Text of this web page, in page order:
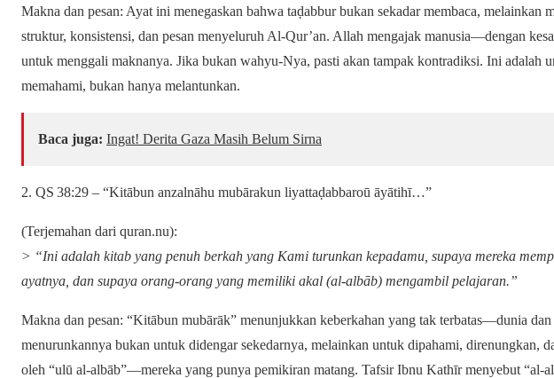
Makna dan pesan: Ayat ini menegaskan bahwa taḍabbur bukan sekadar membaca, melainkan
struktur, konsistensi, dan pesan menyeluruh Al‑Qur’an. Allah mengajak manusia—dengan
untuk menggali maknanya. Jika bukan wahyu-Nya, pasti akan tampak kontradiksi. Ini adalah
memahami, bukan hanya melantunkan.
Baca juga: Ingat! Derita Gaza Masih Belum Sirna
2. QS 38:29 – “Kitābun anzalnāhu mubārakun liyattaḍabbaroū āyātihī…”
(Terjemahan dari quran.nu):
> “Ini adalah kitab yang penuh berkah yang Kami turunkan kepadamu, supaya mereka
ayatnya, dan supaya orang-orang yang memiliki akal (al‑albāb) mengambil pelajaran.”
Makna dan pesan: “Kitābun mubārāk” menunjukkan keberkahan yang tak terbatas—dunia
menurunkannya bukan untuk didengar sekedarnya, melainkan untuk dipahami, direnungkan,
oleh “ulū al‑albāb”—mereka yang punya pemikiran matang. Tafsir Ibnu Kathīr menyebut